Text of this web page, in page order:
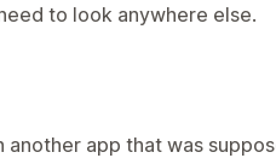
to look anywhere else.
another app that was